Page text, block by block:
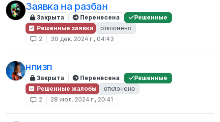
Заявка на разбан
Закрыта Перенесена
Решенные
Решенные заявки
отклонено
2
30 дек. 2024 г., 04:43
нпизп
Закрыта Перенесена
Решенные
Решенные жалобы
отклонено
2
28 июл. 2024 г., 20:41